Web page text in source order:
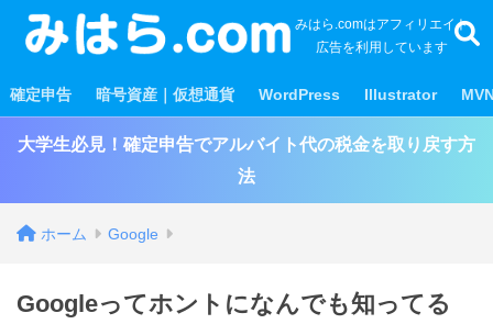
みはら.comはアフィリエイト
広告を利用しています
確定申告 暗号資産｜仮想通貨 WordPress Illustrator
大学生必見！確定申告でアルバイト代の税金を取り戻す方
法
ホーム Google
Googleってホントになんでも知ってる